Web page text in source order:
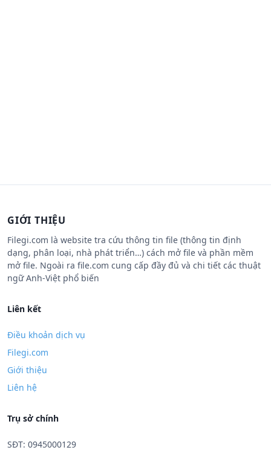
GIỚI THIỆU
Filegi.com là website tra cứu thông tin file (thông tin định
dạng, phân loại, nhà phát triển…) cách mở file và phần mềm
mở file. Ngoài ra file.com cung cấp đầy đủ và chi tiết các thuật
ngữ Anh-Việt phổ biến
Liên kết
Điều khoản dịch vụ
Filegi.com
Giới thiệu
Liên hệ
Trụ sở chính
SĐT: 0945000129